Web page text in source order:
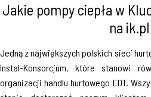
Jakie pompy ciepła w
na
Jedną z największych polskich sieci
Instal-Konsorcjum, które stanowi
organizacji handlu hurtowego EDT.